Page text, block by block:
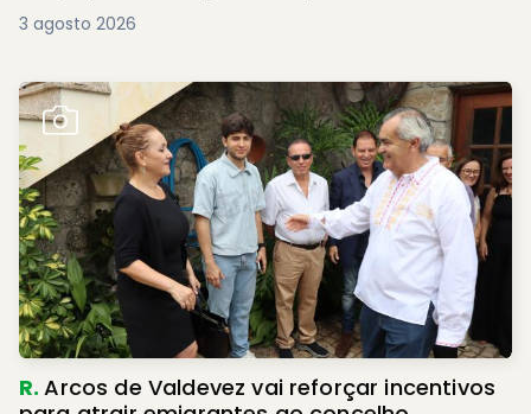
3 agosto 2026
R.Arcos de Valdevez vai reforçar incentivos